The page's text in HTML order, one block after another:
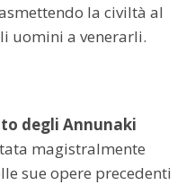
la civiltà al
uomini a venerarli.
degli Annunaki
magistralmente
sue opere precedenti